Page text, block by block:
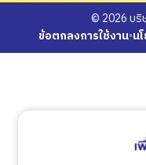
© 2026 บริ
ข้อตกลงการใช้งาน•น